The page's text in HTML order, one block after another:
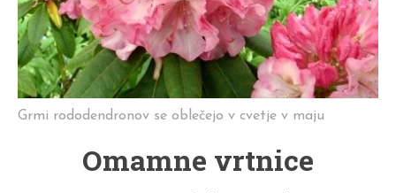
Grmi rododendronov se oblečejo v cvetje v maju
Omamne vrtnice